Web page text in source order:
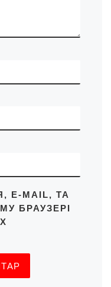
E-MAIL, ТА
БРАУЗЕРІ